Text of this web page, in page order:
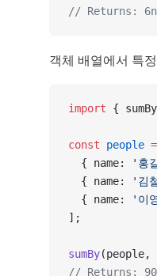
// Returns: 6n
객체 배열에서 특
import {
const people =
  { name:
'홍
  { name:
'김
  { name:
'이
];
sumBy(people,
// Returns: 90